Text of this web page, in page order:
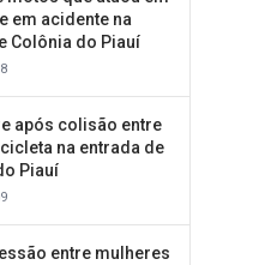
em acidente na
Colônia do Piauí
após colisão entre
na entrada de
Piauí
entre mulheres